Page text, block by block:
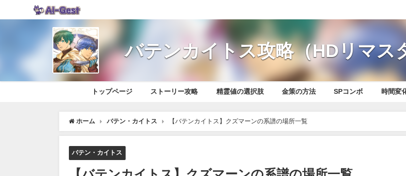
バテンカイトス攻略（HDリマス
トップページ ストーリー攻略 精霊値の選択肢 金策の方法 SPコンボ 時間変
ホーム バテン・カイトス 【バテンカイトス】クズマーンの系譜の場所一覧
バテン・カイトス